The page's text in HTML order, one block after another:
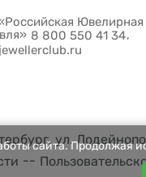
Ювелирная
8 800 550 41 34,
ул.
--
сайта. Продолжая